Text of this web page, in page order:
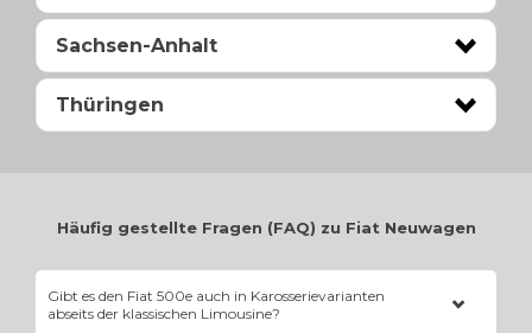
Sachsen-Anhalt
Thüringen
Häufig gestellte Fragen (FAQ) zu Fiat Neuwagen
Gibt es den Fiat 500e auch in Karosserievarianten
abseits der klassischen Limousine?